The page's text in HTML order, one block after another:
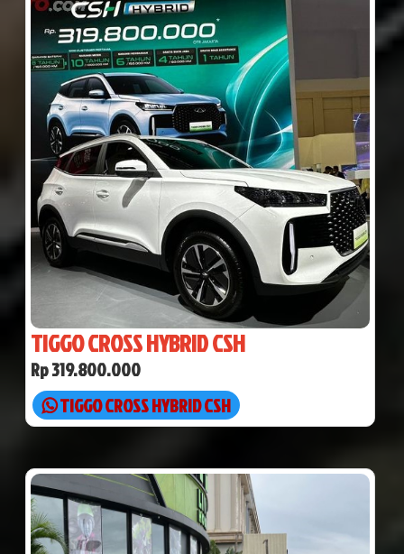
TIGGO CROSS HYBRID CSH
Rp 319.800.000
TIGGO CROSS HYBRID CSH